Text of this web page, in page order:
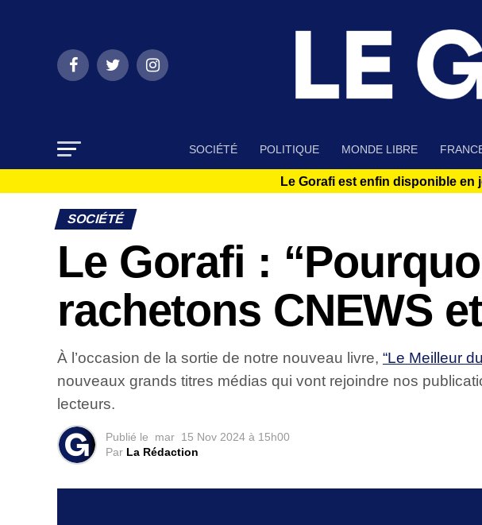
SOCIÉTÉ POLITIQUE MONDE LIBRE
Le Gorafi est enfin disponible en
SOCIÉTÉ
Le Gorafi :
rachetons CNEWS
À l’occasion de la sortie de notre nouveau livre, “Le Meilleur
nouveaux grands titres médias qui vont rejoindre nos
lecteurs.
Publié le mar 15 Nov 2024 à 15h00
Par La Rédaction